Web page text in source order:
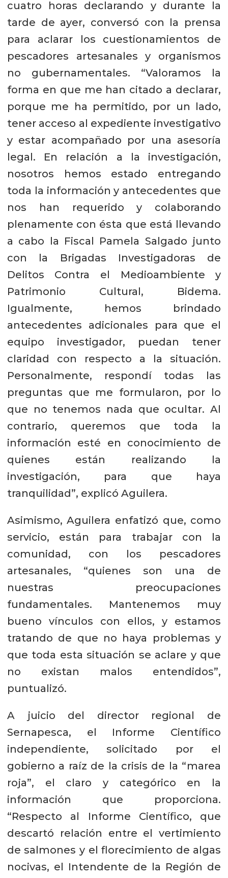
cuatro horas declarando y durante la
tarde de ayer, conversó con la prensa
para aclarar los cuestionamientos de
pescadores artesanales y organismos
no gubernamentales. “Valoramos la
forma en que me han citado a declarar,
porque me ha permitido, por un lado,
tener acceso al expediente investigativo
y estar acompañado por una asesoría
legal. En relación a la investigación,
nosotros hemos estado entregando
toda la información y antecedentes que
nos han requerido y colaborando
plenamente con ésta que está llevando
a cabo la Fiscal Pamela Salgado junto
con la Brigadas Investigadoras de
Delitos Contra el Medioambiente y
Patrimonio Cultural, Bidema.
Igualmente, hemos brindado
antecedentes adicionales para que el
equipo investigador, puedan tener
claridad con respecto a la situación.
Personalmente, respondí todas las
preguntas que me formularon, por lo
que no tenemos nada que ocultar. Al
contrario, queremos que toda la
información esté en conocimiento de
quienes están realizando la
investigación, para que haya
tranquilidad”, explicó Aguilera.
Asimismo, Aguilera enfatizó que, como
servicio, están para trabajar con la
comunidad, con los pescadores
artesanales, “quienes son una de
nuestras preocupaciones
fundamentales. Mantenemos muy
bueno vínculos con ellos, y estamos
tratando de que no haya problemas y
que toda esta situación se aclare y que
no existan malos entendidos”,
puntualizó.
A juicio del director regional de
Sernapesca, el Informe Científico
independiente, solicitado por el
gobierno a raíz de la crisis de la “marea
roja”, el claro y categórico en la
información que proporciona.
“Respecto al Informe Científico, que
descartó relación entre el vertimiento
de salmones y el florecimiento de algas
nocivas, el Intendente de la Región de